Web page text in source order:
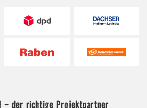
- der richtige Projektpartner